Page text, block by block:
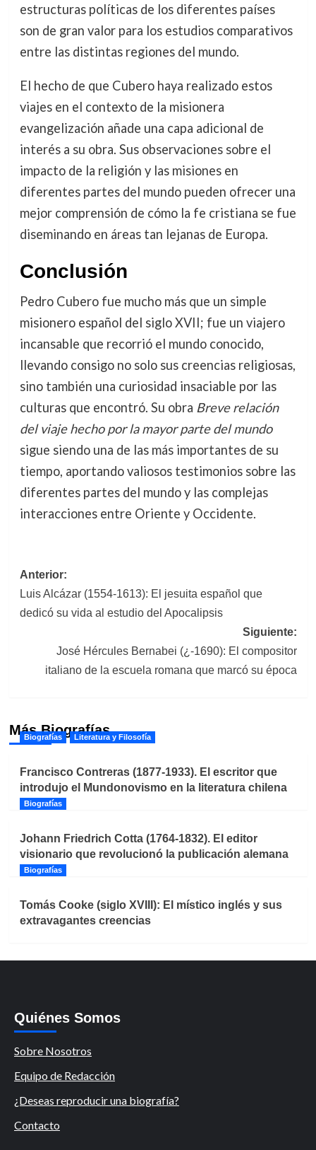
estructuras políticas de los diferentes países
son de gran valor para los estudios comparativos
entre las distintas regiones del mundo.
El hecho de que Cubero haya realizado estos
viajes en el contexto de la misionera
evangelización añade una capa adicional de
interés a su obra. Sus observaciones sobre el
impacto de la religión y las misiones en
diferentes partes del mundo pueden ofrecer una
mejor comprensión de cómo la fe cristiana se fue
diseminando en áreas tan lejanas de Europa.
Conclusión
Pedro Cubero fue mucho más que un simple
misionero español del siglo XVII; fue un viajero
incansable que recorrió el mundo conocido,
llevando consigo no solo sus creencias religiosas,
sino también una curiosidad insaciable por las
culturas que encontró. Su obra Breve relación
del viaje hecho por la mayor parte del mundo
sigue siendo una de las más importantes de su
tiempo, aportando valiosos testimonios sobre las
diferentes partes del mundo y las complejas
interacciones entre Oriente y Occidente.
Navegación
de
Anterior:
Luis Alcázar (1554-1613): El jesuita español que
dedicó su vida al estudio del Apocalipsis
Siguiente:
José Hércules Bernabei (¿-1690): El compositor
italiano de la escuela romana que marcó su época
Más Biografías
Biografías Literatura y Filosofía
Francisco Contreras (1877-1933). El escritor que
introdujo el Mundonovismo en la literatura chilena
Biografías
Johann Friedrich Cotta (1764-1832). El editor
visionario que revolucionó la publicación alemana
Biografías
Tomás Cooke (siglo XVIII): El místico inglés y sus
extravagantes creencias
Quiénes Somos
Sobre Nosotros
Equipo de Redacción
¿Deseas reproducir una biografía?
Contacto